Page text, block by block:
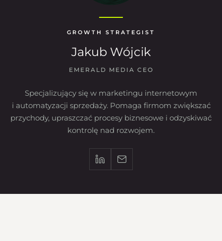
GROWTH STRATEGIST
Jakub Wójcik
EMERALD MEDIA CEO
Specjalizujący się w marketingu internetowym
i automatyzacji sprzedaży. Pomaga firmom zwiększać
przychody, upraszczać procesy biznesowe i odzyskiwać
kontrolę nad rozwojem.